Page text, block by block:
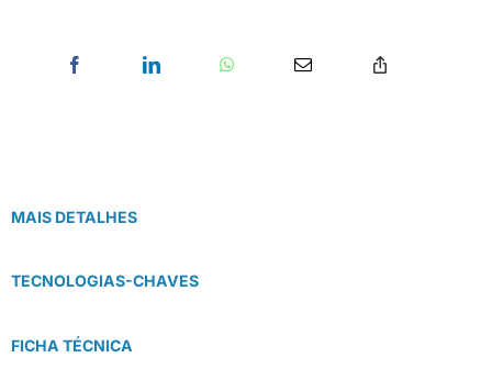
MAIS DETALHES
TECNOLOGIAS-CHAVES
FICHA TÉCNICA